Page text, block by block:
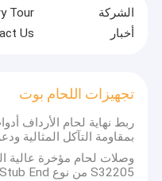
الشركة Tour
أخبار
Us
تجهيزات اللحام بوت
ربط نهاية لحام الأرداف
بمقاومة التآكل المثالية
S32205 من نوع Stub End وحلول وصلات لحام مؤخرة